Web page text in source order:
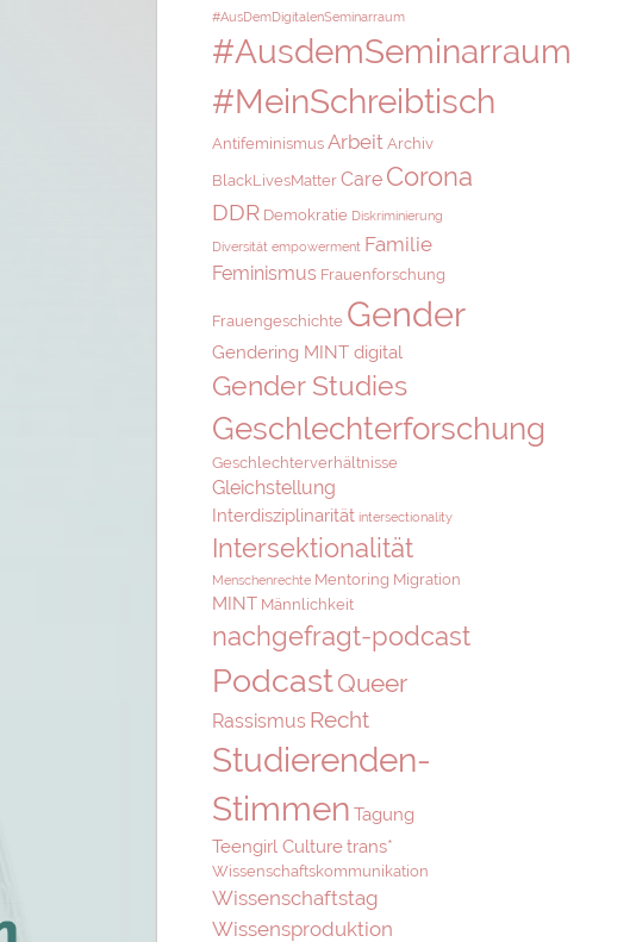
#AusDemDigitalenSeminarraum
#AusdemSeminarraum
#MeinSchreibtisch
Antifeminismus Arbeit Archiv
BlackLivesMatter Care Corona
DDR Demokratie Diskriminierung
Diversität empowerment Familie
Feminismus Frauenforschung
Frauengeschichte Gender
Gendering MINT digital
Gender Studies
Geschlechterforschung
Geschlechterverhältnisse
Gleichstellung
Interdisziplinarität intersectionality
Intersektionalität
Menschenrechte Mentoring Migration
MINT Männlichkeit
nachgefragt-podcast
PodcastQueer
Rassismus Recht
Studierenden-
Stimmen Tagung
Teengirl Culturetrans*
Wissenschaftskommunikation
Wissenschaftstag
Wissensproduktion